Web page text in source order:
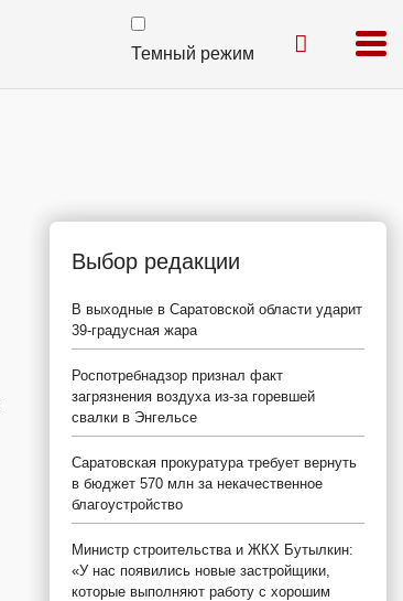
Темный режим
Выбор редакции
В выходные в Саратовской области ударит
39-градусная жара
Роспотребнадзор признал факт
загрязнения воздуха из-за горевшей
свалки в Энгельсе
Саратовская прокуратура требует вернуть
в бюджет 570 млн за некачественное
благоустройство
Министр строительства и ЖКХ Бутылкин:
«У нас появились новые застройщики,
которые выполняют работу с хорошим